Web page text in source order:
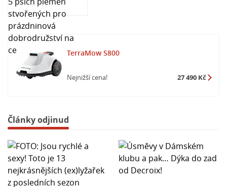
TerraMow S800
Nejnižší cena! 27 490 Kč
Články odjinud